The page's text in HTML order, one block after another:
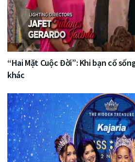
“Hai Mặt Cuộc Đời”: Khi bạn cố
khác